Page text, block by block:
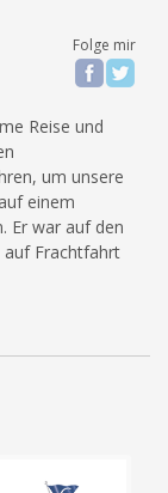
Folge mir
Reise und
um unsere
einem
Er war auf den
auf Frachtfahrt